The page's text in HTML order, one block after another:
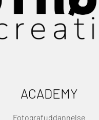
ACADEMY
Fotografuddannelse